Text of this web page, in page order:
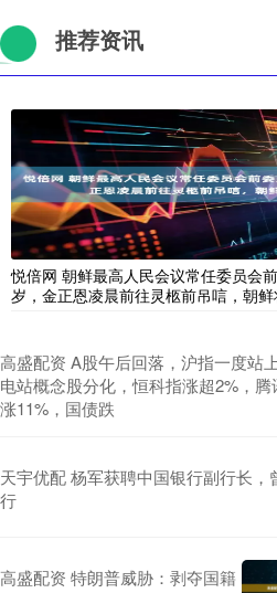
推荐资讯
悦倍网 朝鲜最高人民会议常任委员会
岁，金正恩凌晨前往灵柩前吊唁，朝
高盛配资 A股午后回落，沪指一度站
电站概念股分化，恒科指涨超2%，
涨11%，国债跌
天宇优配 杨军获聘中国银行副行长，
行
高盛配资 特朗普威胁：剥夺国籍